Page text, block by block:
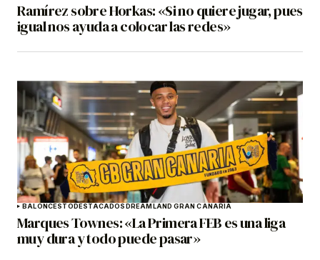
Ramírez sobre Horkas: «Si no quiere jugar, pues
igual nos ayuda a colocar las redes»
BALONCESTODESTACADOSDREAMLAND GRAN CANARIA
Marques Townes: «La Primera FEB es una liga
muy dura y todo puede pasar»